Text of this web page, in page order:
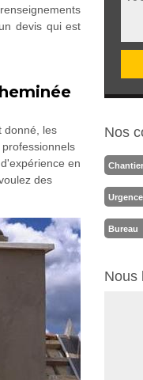
devis qui est
donné, les
en
des
Nos
Chantier
Urgence
Bureau
Nous